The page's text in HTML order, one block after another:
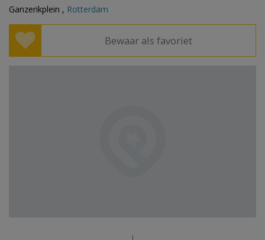
Ganzerikplein , Rotterdam
Bewaar als favoriet